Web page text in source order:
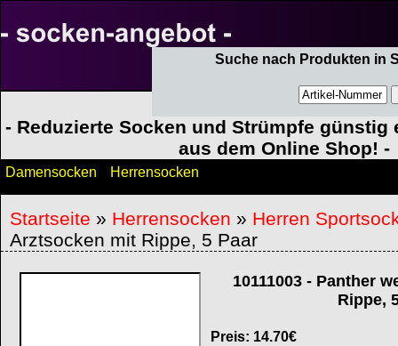
Suche nach Produkten in
- Reduzierte Socken und Strümpfe günstig
aus dem Online Shop! -
Damensocken Herrensocken
Startseite » Herrensocken » Herren
Arztsocken mit Rippe, 5 Paar
10111003 - Panther
Rippe,
Preis: 14.70€